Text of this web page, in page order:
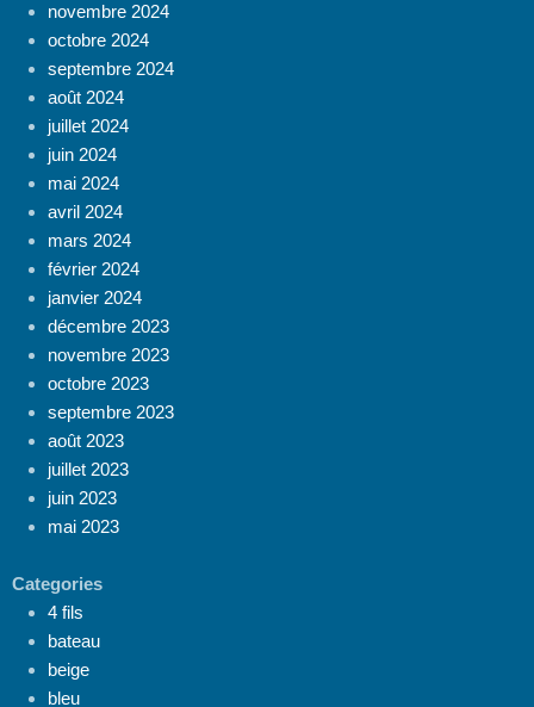
novembre 2024
octobre 2024
septembre 2024
août 2024
juillet 2024
juin 2024
mai 2024
avril 2024
mars 2024
février 2024
janvier 2024
décembre 2023
novembre 2023
octobre 2023
septembre 2023
août 2023
juillet 2023
juin 2023
mai 2023
Categories
4 fils
bateau
beige
bleu